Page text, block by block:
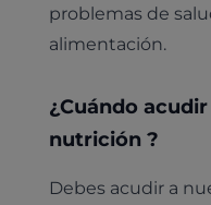
problemas de
alimentación.
¿Cuándo
nutrición ?
Debes acudir a